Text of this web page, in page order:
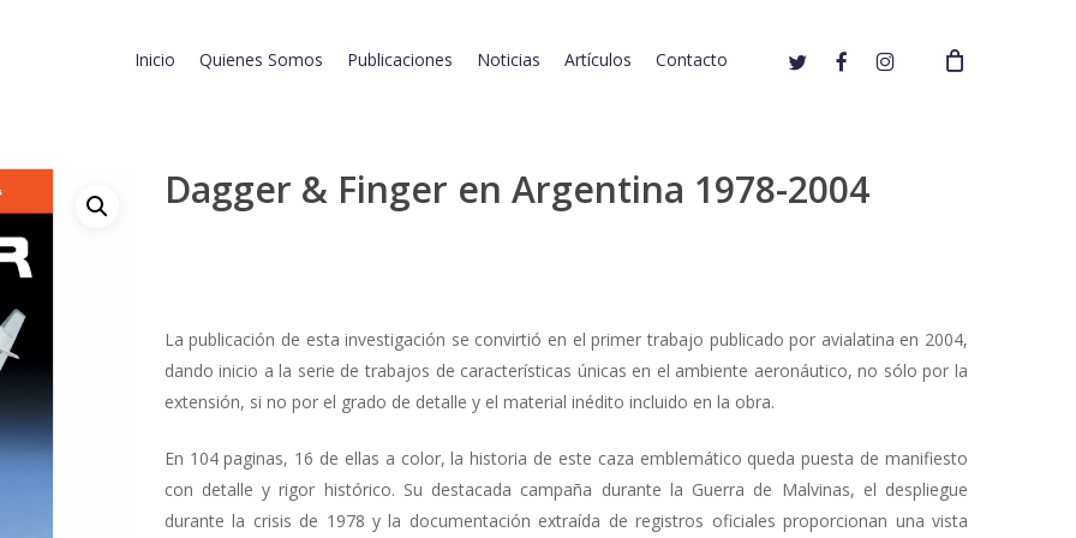
Inicio Quienes Somos Publicaciones Noticias Artículos Contacto twitter facebookinstagram
Dagger & Finger en Argentina 1978-2004
La publicación de esta investigación se convirtió en el primer trabajo publicado por avialatina en 2004,
dando inicio a la serie de trabajos de características únicas en el ambiente aeronáutico, no sólo por la
extensión, si no por el grado de detalle y el material inédito incluido en la obra.
En 104 paginas, 16 de ellas a color, la historia de este caza emblemático queda puesta de manifiesto
con detalle y rigor histórico. Su destacada campaña durante la Guerra de Malvinas, el despliegue
durante la crisis de 1978 y la documentación extraída de registros oficiales proporcionan una vista